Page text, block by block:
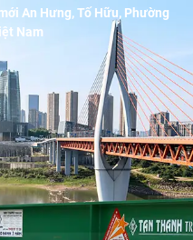
An Hưng, Tố Hữu, Phường
Nam